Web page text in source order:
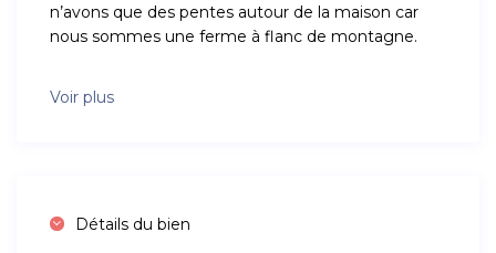
n’avons que des pentes autour de la maison car
nous sommes une ferme à flanc de montagne.
Voir plus
Détails du bien